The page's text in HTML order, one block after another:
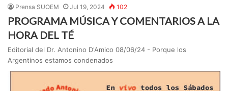
Prensa SUOEM Jul 19, 2024 102
PROGRAMA MÚSICA Y COMENTARIOS A LA
HORA DEL TÉ
Editorial del Dr. Antonino D'Amico 08/06/24 - Porque los
Argentinos estamos condenados